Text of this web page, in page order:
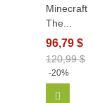
Minecraft
The...
96,79 $
120,99 $
-20%